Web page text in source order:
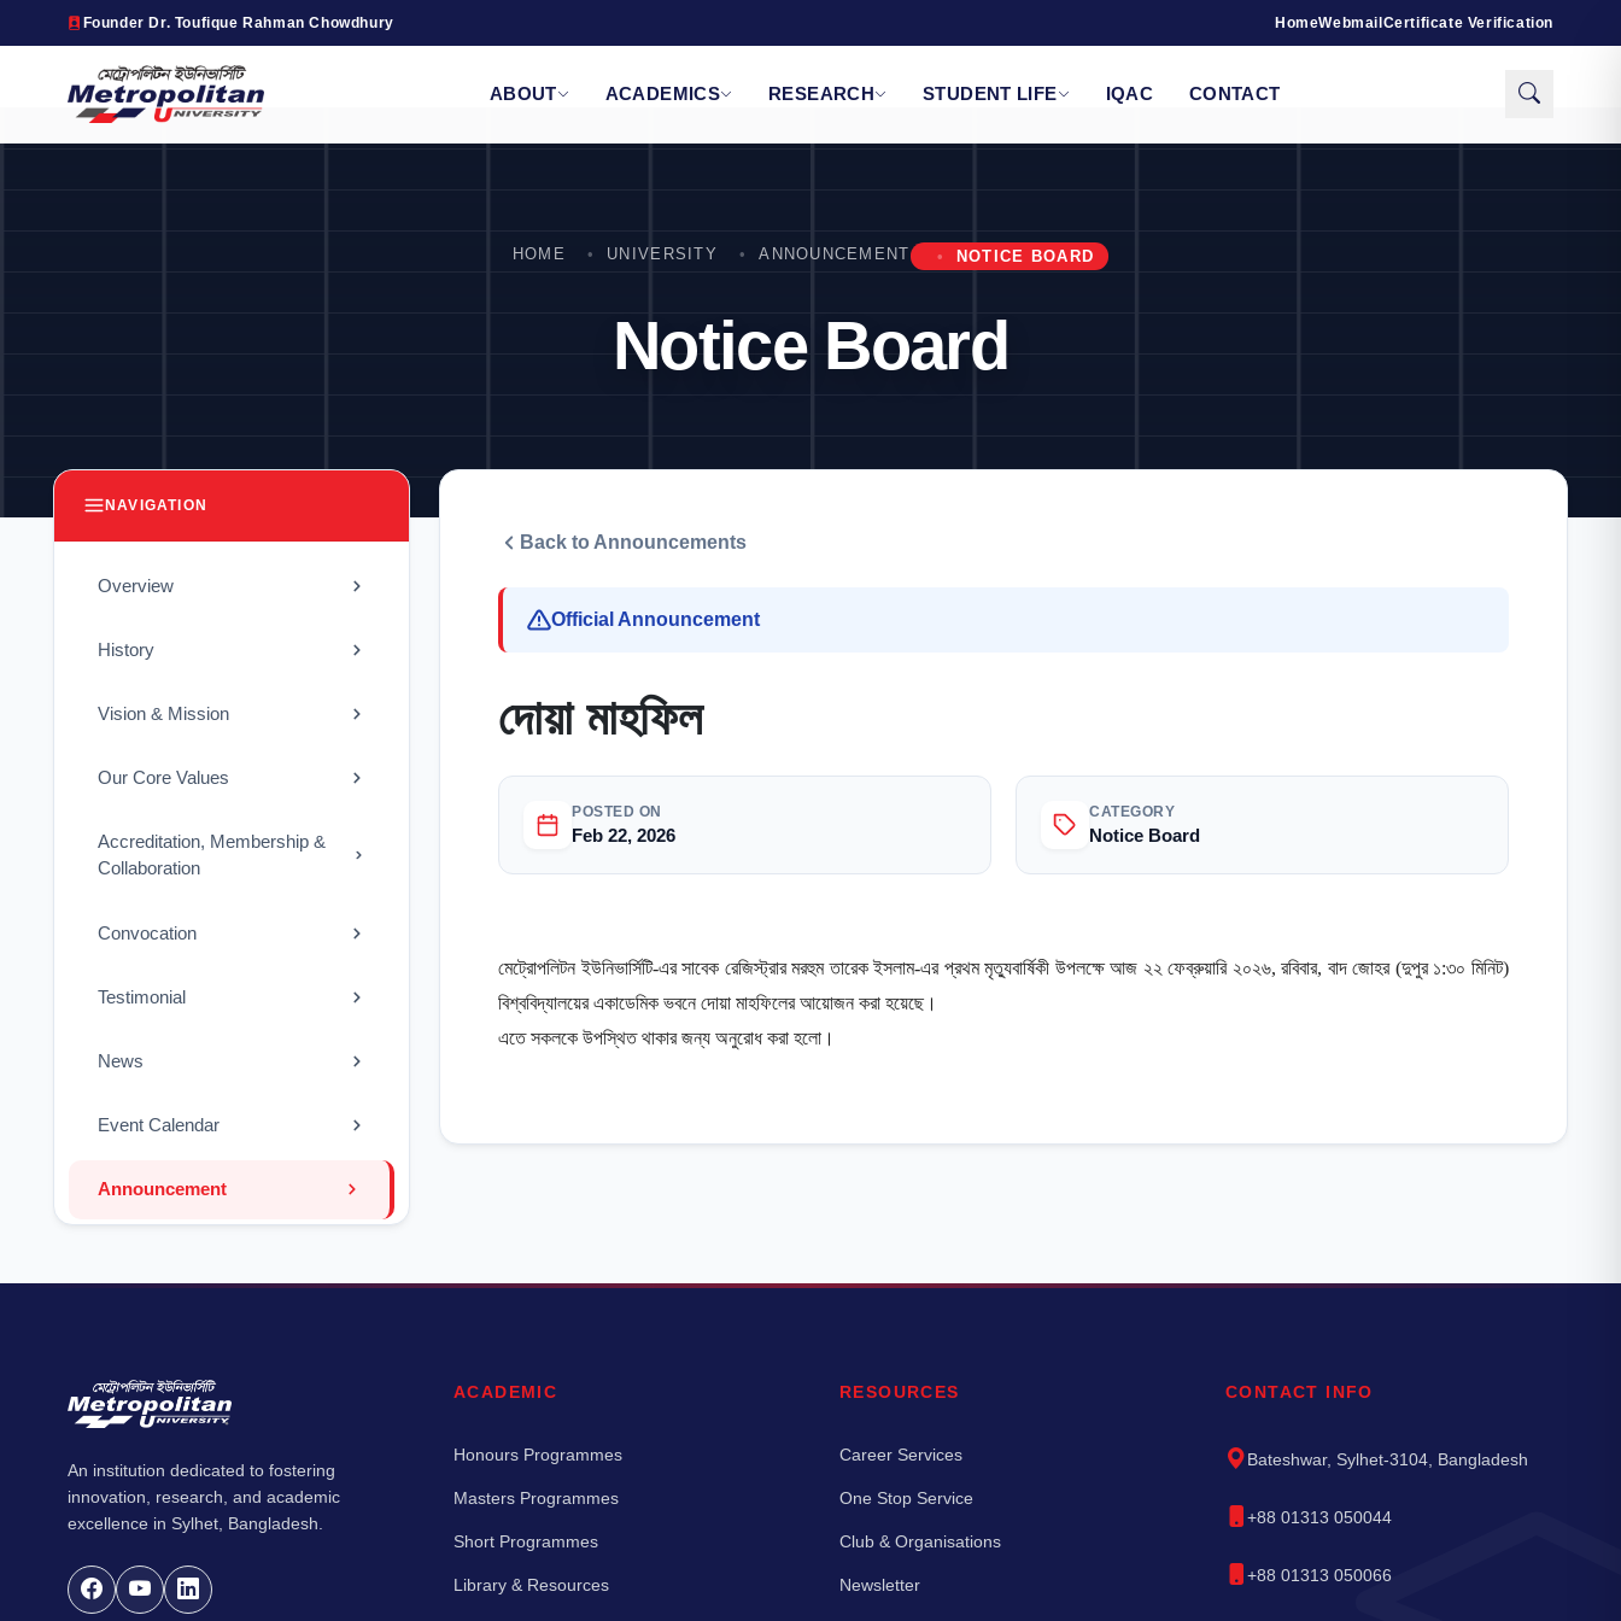
Founder Dr. Toufique Rahman Chowdhury HomeWebmail Certificate Verification
ABOUT ACADEMICS RESEARCH STUDENT LIFE IQAC CONTACT
HOME UNIVERSITY ANNOUNCEMENT NOTICE BOARD
Notice Board
NAVIGATION
Overview
History
Vision & Mission
Our Core Values
Accreditation, Membership &
Collaboration
Convocation
Testimonial
News
Event Calendar
Announcement
Back to Announcements
Official Announcement
দোয়া মাহফিল
POSTED ON
Feb 22, 2026
CATEGORY
Notice Board
মেট্রোপলিটন ইউনিভার্সিটি-এর সাবেক রেজিস্ট্রার মরহুম তারেক ইসলাম-এর প্রথম মৃত্যুবার্ষিকী উপলক্ষে আজ ২২ ফেব্রুয়ারি ২০২৬, রবিবার, বাদ জোহর (দুপুর ১:৩০ মিনিট)
বিশ্ববিদ্যালয়ের একাডেমিক ভবনে দোয়া মাহফিলের আয়োজন করা হয়েছে।
এতে সকলকে উপস্থিত থাকার জন্য অনুরোধ করা হলো।
An institution dedicated to fostering
innovation, research, and academic
excellence in Sylhet, Bangladesh.
ACADEMIC
Honours Programmes
Masters Programmes
Short Programmes
Library & Resources
RESOURCES
Career Services
One Stop Service
Club & Organisations
Newsletter
CONTACT INFO
Bateshwar, Sylhet-3104, Bangladesh
+88 01313 050044
+88 01313 050066